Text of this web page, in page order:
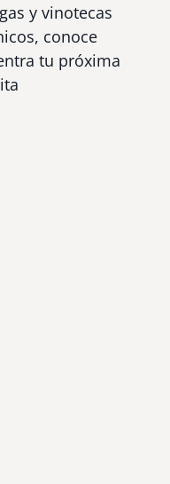
y vinotecas
conoce
tu próxima